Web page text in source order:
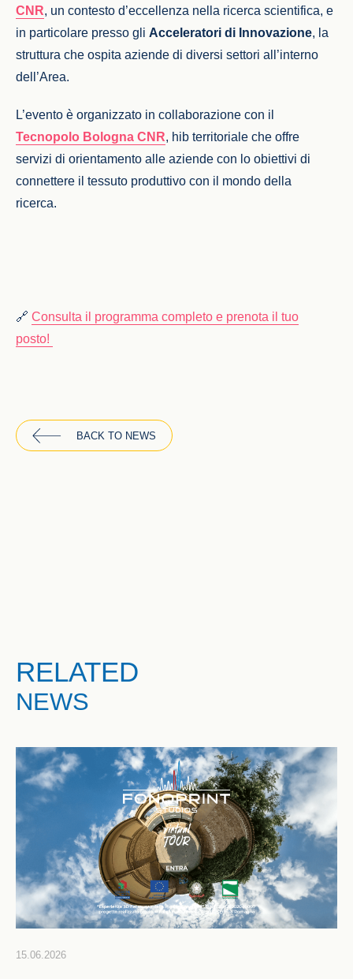
CNR, un contesto d’eccellenza nella ricerca scientifica, e
in particolare presso gli Acceleratori di Innovazione, la
struttura che ospita aziende di diversi settori all’interno
dell’Area.
L’evento è organizzato in collaborazione con il
Tecnopolo Bologna CNR, hib territoriale che offre
servizi di orientamento alle aziende con lo obiettivi di
connettere il tessuto produttivo con il mondo della
ricerca.
🔗 Consulta il programma completo e prenota il tuo
posto!
BACK TO NEWS
RELATED
NEWS
15.06.2026